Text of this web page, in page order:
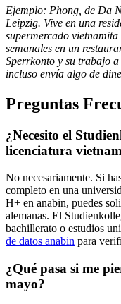
Ejemplo: Phong, de Da
Leipzig. Vive en una
supermercado
semanales en un
Sperrkonto y su trabajo
incluso envía algo de
Preguntas
¿Necesito el
licenciatura
No necesariamente. Si
completo en una
H+ en anabin, puedes
alemanas. El
bachillerato o estudios
de datos anabin para
¿Qué pasa si me
mayo?